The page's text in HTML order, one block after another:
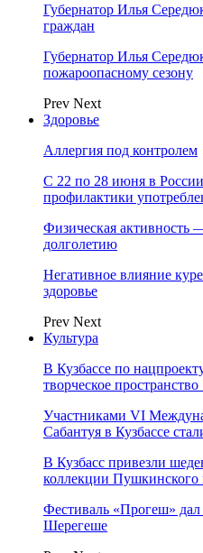
Губернатор Илья
граждан
Губернатор Илья
пожароопасному сезону
Prev Next
Здоровье
Аллергия под контролем
С 22 по 28 июня в
профилактики
Физическая активность
долголетию
Негативное влияние
здоровье
Prev Next
Культура
В Кузбассе по
творческое
Участниками VI
Сабантуя в Кузбассе
В Кузбасс привезли
коллекции Пушкинского
Фестиваль «Прогеш» дал
Шерегеше